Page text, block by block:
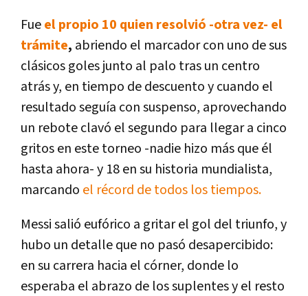
Fueel propio 10 quien resolvió -otra vez- el
trámite, abriendo el marcador con uno de sus
clásicos goles junto al palo tras un centro
atrás y, en tiempo de descuento y cuando el
resultado seguía con suspenso, aprovechando
un rebote clavó el segundo para llegar a cinco
gritos en este torneo -nadie hizo más que él
hasta ahora- y 18 en su historia mundialista,
marcando el récord de todos los tiempos.
Messi salió eufórico a gritar el gol del triunfo, y
hubo un detalle que no pasó desapercibido:
en su carrera hacia el córner, donde lo
esperaba el abrazo de los suplentes y el resto